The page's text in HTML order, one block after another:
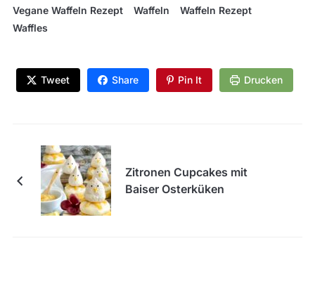
Vegane Waffeln Rezept
Waffeln
Waffeln Rezept
Waffles
Tweet Share Pin It Drucken
Zitronen Cupcakes mit
Baiser Osterküken